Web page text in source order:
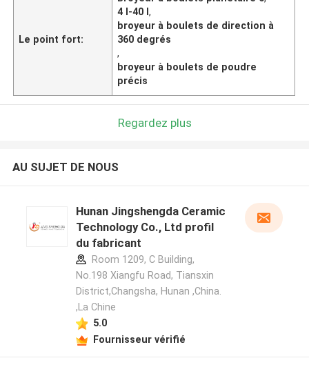
Le point fort:
4 l-40 l,
broyeur à boulets de direction à
360 degrés
,
broyeur à boulets de poudre
précis
Regardez plus
AU SUJET DE NOUS
Hunan Jingshengda Ceramic
Technology Co., Ltd profil
du fabricant
Room 1209, C Building,
No.198 Xiangfu Road, Tiansxin
District,Changsha, Hunan ,China.
,La Chine
5.0
Fournisseur vérifié